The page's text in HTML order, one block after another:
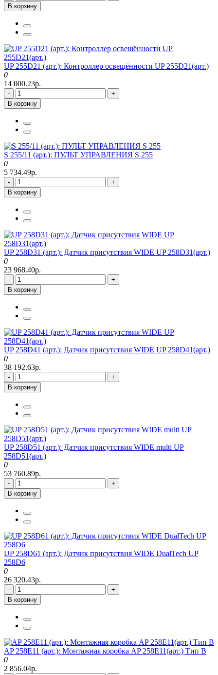
В корзину
UP 255D21 (арт.): Контроллер освещённости UP 255D21(арт.)
0
14 000.23р.
-
+
В корзину
S 255/11 (арт.): ПУЛЬТ УПРАВЛЕНИЯ S 255
0
5 734.49р.
-
+
В корзину
UP 258D31 (арт.): Датчик присутствия WIDE UP 258D31(арт.)
0
23 968.40р.
-
+
В корзину
UP 258D41 (арт.): Датчик присутствия WIDE UP 258D41(арт.)
0
38 192.63р.
-
+
В корзину
UP 258D51 (арт.): Датчик присутствия WIDE multi UP
258D51(арт.)
0
53 760.89р.
-
+
В корзину
UP 258D61 (арт.): Датчик присутствия WIDE DualTech UP
258D6
0
26 320.43р.
-
+
В корзину
AP 258E11 (арт.): Монтажная коробка AP 258E11(арт.) Тип В
0
2 856.04р.